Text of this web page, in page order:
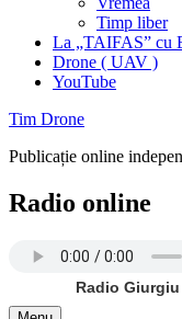
Timp liber
La „TAIFAS” cu
Drone ( UAV )
YouTube
Tim Drone
Publicație online
Radio online
Radio Giurgiu